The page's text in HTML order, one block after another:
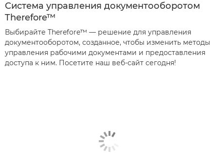
Система управления документооборотом
Therefore™
Выбирайте Therefore™ — решение для управления
документооборотом, созданное, чтобы изменить методы
управления рабочими документами и предоставления
доступа к ним. Посетите наш веб-сайт сегодня!